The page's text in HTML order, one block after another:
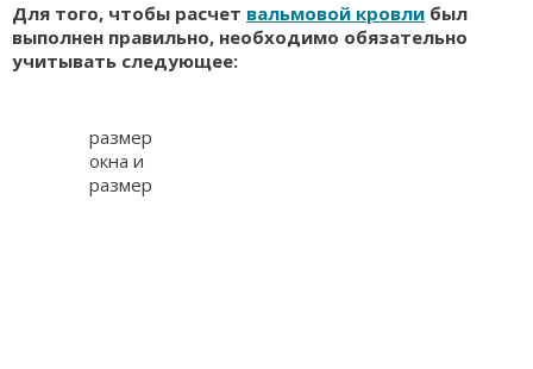
Для того, чтобы расчет вальмовой кровли был
выполнен правильно, необходимо обязательно
учитывать следующее:
размер
окна и
размер